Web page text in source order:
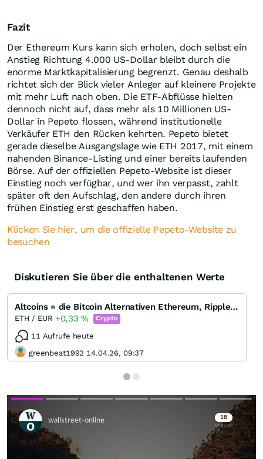
Fazit
Der Ethereum Kurs kann sich erholen, doch selbst ein
Anstieg Richtung 4.000 US-Dollar bleibt durch die
enorme Marktkapitalisierung begrenzt. Genau deshalb
richtet sich der Blick vieler Anleger auf kleinere Projekte
mit mehr Luft nach oben. Die ETF-Abflüsse hielten
dennoch nicht auf, dass mehr als 10 Millionen US-
Dollar in Pepeto flossen, während institutionelle
Verkäufer ETH den Rücken kehrten. Pepeto bietet
gerade dieselbe Ausgangslage wie ETH 2017, mit einem
nahenden Binance-Listing und einer bereits laufenden
Börse. Auf der offiziellen Pepeto-Website ist dieser
Einstieg noch verfügbar, und wer ihn verpasst, zahlt
später oft den Aufschlag, den andere durch ihren
frühen Einstieg erst geschaffen haben.
Klicken Sie hier, um die offizielle Pepeto-Website zu
besuchen
Diskutieren Sie über die enthaltenen Werte
Altcoins = die Bitcoin Alternativen Ethereum, Ripple, DASH, Litecoin, Monero oder Bitshares
ETH / EUR +0,33% Crypto
11 Aufrufe heute
greenbeat1992 14.04.26, 09:37
Skip